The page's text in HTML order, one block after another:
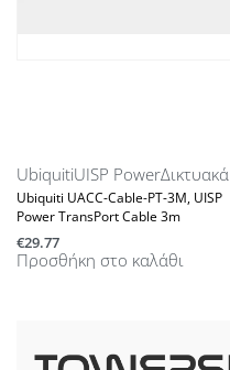
UbiquitiUISP PowerΔικτυακά
Ubiquiti UACC-Cable-PT-3M, UISP
Power TransPort Cable 3m
€29.77
Προσθήκη στο καλάθι